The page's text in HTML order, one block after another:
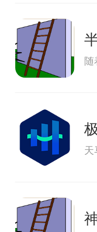
随
天